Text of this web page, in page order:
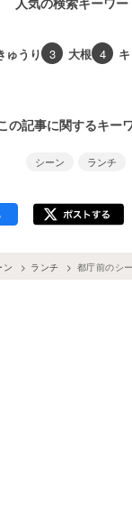
ゅうり 3 大根 4
の記事に関するキー
シーン ランチ
ン ランチ 都庁前のシ